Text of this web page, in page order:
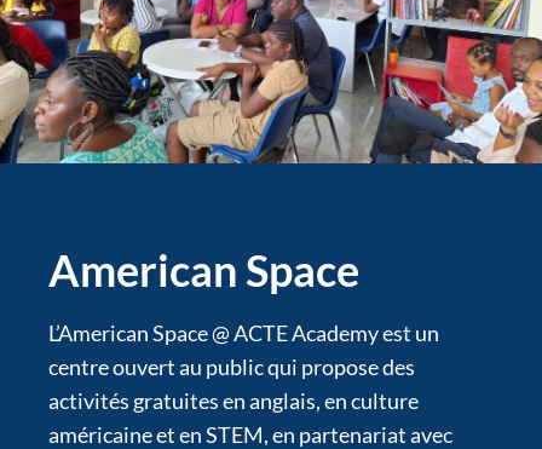
American Space
L’American Space @ ACTE Academy est un
centre ouvert au public qui propose des
activités gratuites en anglais, en culture
américaine et en STEM, en partenariat avec